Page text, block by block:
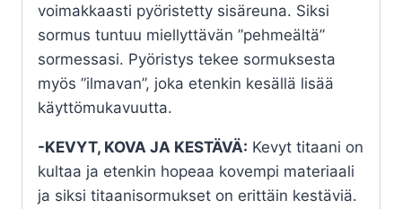
voimakkaasti pyöristetty sisäreuna. Siksi
sormus tuntuu miellyttävän ”pehmeältä”
sormessasi. Pyöristys tekee sormuksesta
myös ”ilmavan”, joka etenkin kesällä lisää
käyttömukavuutta.
-KEVYT, KOVA JA KESTÄVÄ: Kevyt titaani on
kultaa ja etenkin hopeaa kovempi materiaali
ja siksi titaanisormukset on erittäin kestäviä.